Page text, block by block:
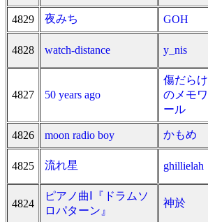
4829 夜みち GOH
4828 watch-distance y_nis
4827 50 years ago
傷だらけ
のメモワ
ール
4826 moon radio boy かもめ
4825 流れ星 ghillielah
4824
ピアノ曲Ⅰ『ドラムソ
ロパターン』
神於